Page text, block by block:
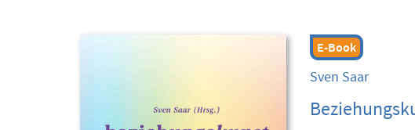
E-Book
Sven Saar